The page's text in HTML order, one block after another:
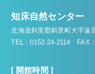
知床自然センター
北海道斜里郡斜里町大字遠
TEL：0152-24-2114 FAX
[ 開館時間 ]